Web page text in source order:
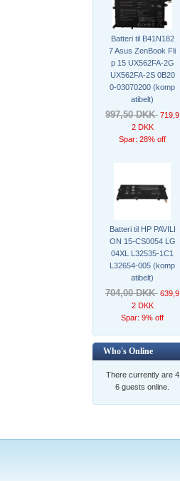
Batteri til B41N182
7 Asus ZenBook Fli
p 15 UX562FA-2G
UX562FA-2S 0B20
0-03070200 (komp
atibelt)
997,50 DKK 719,9
2 DKK
Spar: 28% off
Batteri til HP PAVILI
ON 15-CS0054 LG
04XL L32535-1C1
L32654-005 (komp
atibelt)
704,00 DKK 639,9
2 DKK
Spar: 9% off
Who's Online
There currently are 4
6 guests online.